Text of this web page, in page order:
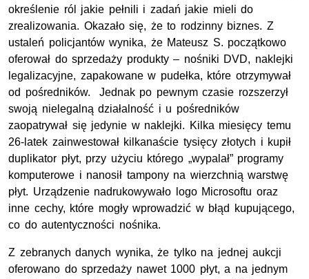
określenie ról jakie pełnili i zadań jakie mieli do
zrealizowania. Okazało się, że to rodzinny biznes. Z
ustaleń policjantów wynika, że Mateusz S. początkowo
oferował do sprzedaży produkty – nośniki DVD, naklejki
legalizacyjne, zapakowane w pudełka, które otrzymywał
od pośredników. Jednak po pewnym czasie rozszerzył
swoją nielegalną działalność i u pośredników
zaopatrywał się jedynie w naklejki. Kilka miesięcy temu
26-latek zainwestował kilkanaście tysięcy złotych i kupił
duplikator płyt, przy użyciu którego „wypalał” programy
komputerowe i nanosił tampony na wierzchnią warstwę
płyt. Urządzenie nadrukowywało logo Microsoftu oraz
inne cechy, które mogły wprowadzić w błąd kupującego,
co do autentyczności nośnika.
Z zebranych danych wynika, że tylko na jednej aukcji
oferowano do sprzedaży nawet 1000 płyt, a na jednym